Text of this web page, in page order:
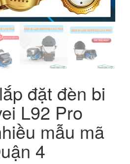
đặt đèn bi
L92 Pro
mẫu mã
4